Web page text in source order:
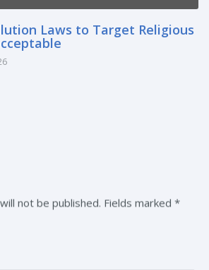
Laws to Target Religious
not be published. Fields marked *